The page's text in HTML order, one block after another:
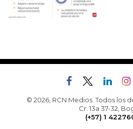
© 2026, RCN Medios. Todos los
Cr. 13a 37-32,
(+57) 1